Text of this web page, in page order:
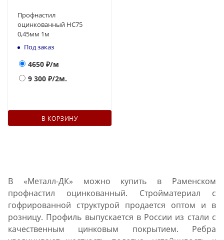
Профнастил
оцинкованный НС75
0,45мм 1м
Под заказ
4650 ₽/м
9 300 ₽/2м.
В КОРЗИНУ
В «Металл-ДК» можно купить в Раменском
профнастил оцинкованный. Стройматериал с
гофрированной структурой продается оптом и в
розницу. Профиль выпускается в России из стали с
качественным цинковым покрытием. Ребра